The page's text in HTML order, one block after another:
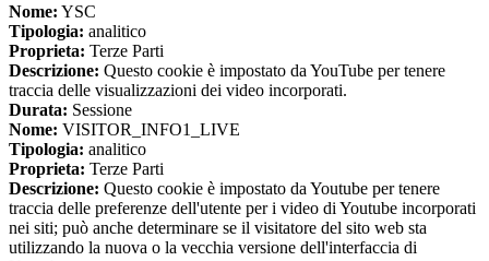
Nome: YSC
Tipologia: analitico
Proprieta: Terze Parti
Descrizione: Questo cookie è impostato da YouTube per tenere
traccia delle visualizzazioni dei video incorporati.
Durata: Sessione
Nome: VISITOR_INFO1_LIVE
Tipologia: analitico
Proprieta: Terze Parti
Descrizione: Questo cookie è impostato da Youtube per tenere
traccia delle preferenze dell'utente per i video di Youtube incorporati
nei siti; può anche determinare se il visitatore del sito web sta
utilizzando la nuova o la vecchia versione dell'interfaccia di